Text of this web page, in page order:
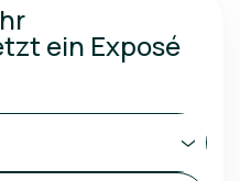
ein Exposé